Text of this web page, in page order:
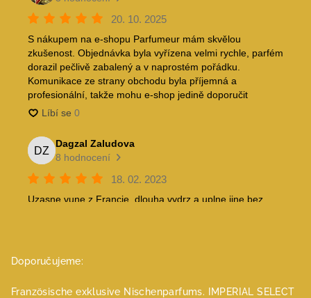
Doporučujeme:
Französische exklusive Nischenparfums.
IMPERIAL SELECT